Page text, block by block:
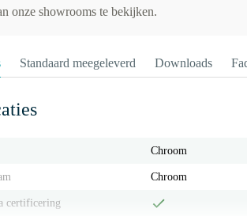
onze showrooms te bekijken.
Standaard meegeleverd Downloads
Chroom
Chroom
certificering